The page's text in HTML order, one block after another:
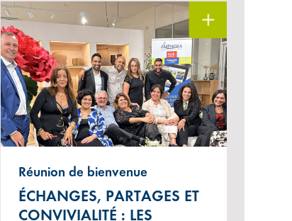
Réunion de bienvenue
ÉCHANGES, PARTAGES ET
CONVIVIALITÉ : LES